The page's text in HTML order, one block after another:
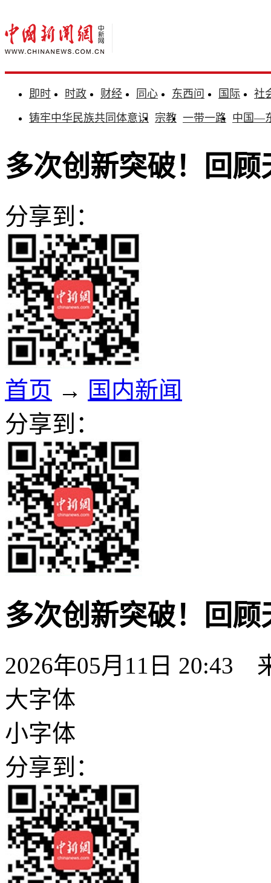
即时 时政 财经 同心 东西问 国际
社
铸牢中华民族共同体意识 宗教 一带一路 中国—
多次创新突破！回
分享到：
首页 → 国内新闻
分享到：
多次创新突破！回
2026年05月11日 20:43
大字体
小字体
分享到：